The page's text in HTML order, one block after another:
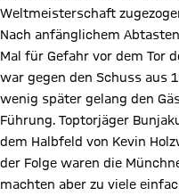
Weltmeisterschaft
Nach anfänglichem
Mal für Gefahr vor dem Tor
war gegen den Schuss aus
wenig später gelang den
Führung. Toptorjäger
dem Halbfeld von Kevin
der Folge waren die
machten aber zu viele